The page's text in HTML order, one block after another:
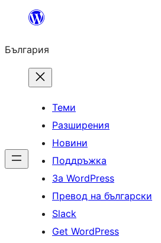
България
Теми
Разширения
Новини
Поддръжка
За WordPress
Превод на български
Slack
Get WordPress